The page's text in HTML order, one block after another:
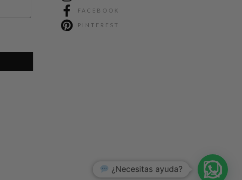
FACEBOOK
PINTEREST
¿Necesitas ayuda?